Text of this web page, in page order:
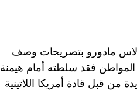
مادورو بتصريحات وصف
المواطن فقد سلطته أمام هيمنة
من قبل قادة أمريكا اللاتينية